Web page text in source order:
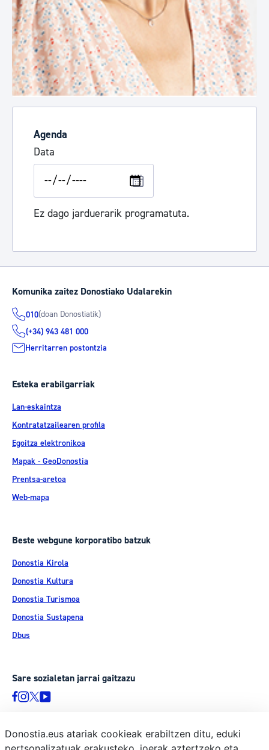
Agenda
Data
Ez dago jarduerarik programatuta.
Komunika zaitez Donostiako Udalarekin
010(doan Donostiatik)
(+34) 943 481 000
Herritarren postontzia
Esteka erabilgarriak
Lan-eskaintza
Kontratatzailearen profila
Egoitza elektronikoa
Mapak - GeoDonostia
Prentsa-aretoa
Web-mapa
Beste webgune korporatibo batzuk
Donostia Kirola
Donostia Kultura
Donostia Turismoa
Donostia Sustapena
Dbus
Sare sozialetan jarrai gaitzazu
Donostia.eus atariak cookieak erabiltzen ditu, eduki